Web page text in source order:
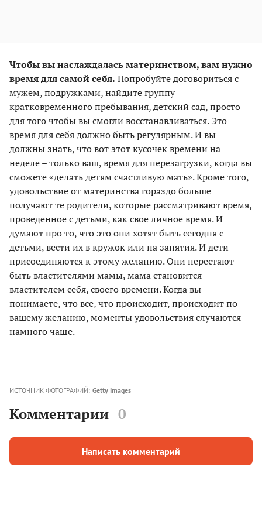
Чтобы вы наслаждалась материнством, вам нужно
время для самой себя. Попробуйте договориться с
мужем, подружками, найдите группу
кратковременного пребывания, детский сад, просто
для того чтобы вы смогли восстанавливаться. Это
время для себя должно быть регулярным. И вы
должны знать, что вот этот кусочек времени на
неделе – только ваш, время для перезагрузки, когда вы
сможете «делать детям счастливую мать». Кроме того,
удовольствие от материнства гораздо больше
получают те родители, которые рассматривают время,
проведенное с детьми, как свое личное время. И
думают про то, что это они хотят быть сегодня с
детьми, вести их в кружок или на занятия. И дети
присоединяются к этому желанию. Они перестают
быть властителями мамы, мама становится
властителем себя, своего времени. Когда вы
понимаете, что все, что происходит, происходит по
вашему желанию, моменты удовольствия случаются
намного чаще.
ИСТОЧНИК ФОТОГРАФИЙ: Getty Images
Комментарии 0
Написать комментарий